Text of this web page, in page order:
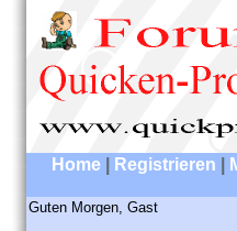
Home Registrieren
Guten Morgen, Gast